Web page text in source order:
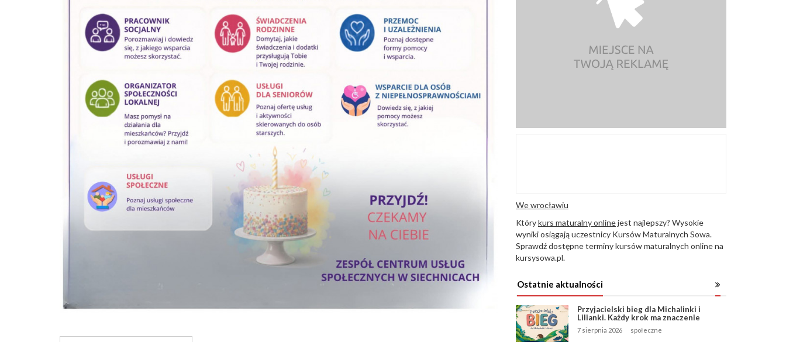
We wrocławiu
Którykurs maturalny onlinejest najlepszy? Wysokie
wyniki osiągają uczestnicy Kursów Maturalnych Sowa.
Sprawdź dostępne terminy kursów maturalnych online na
kursysowa.pl.
Ostatnie aktualności
Przyjacielski bieg dla Michalinki i
Lilianki. Każdy krok ma znaczenie
7 sierpnia 2026 społeczne